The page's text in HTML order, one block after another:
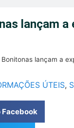
lançam a
Bonitonas lançam a
ÚTEIS,
Facebook